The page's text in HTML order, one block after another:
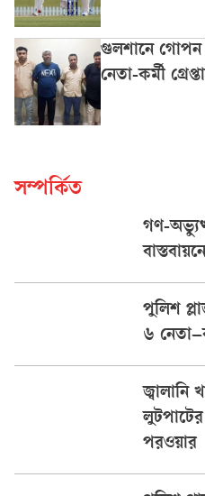
গুলশানে গোপন
নেতা-কর্মী
সম্পর্কিত
গণ-
পুলিশ
৬
জ্বালানি
পরওয়ার